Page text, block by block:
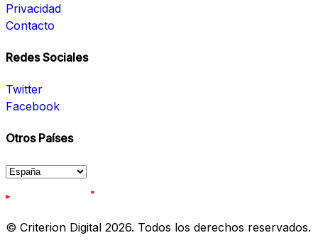
Privacidad
Contacto
Redes Sociales
Twitter
Facebook
Otros Países
© Criterion Digital 2026. Todos los derechos reservados.